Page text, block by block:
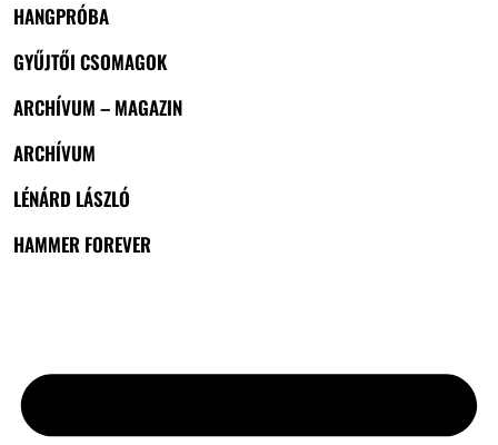
HANGPRÓBA
GYŰJTŐI CSOMAGOK
ARCHÍVUM – MAGAZIN
ARCHÍVUM
LÉNÁRD LÁSZLÓ
HAMMER FOREVER